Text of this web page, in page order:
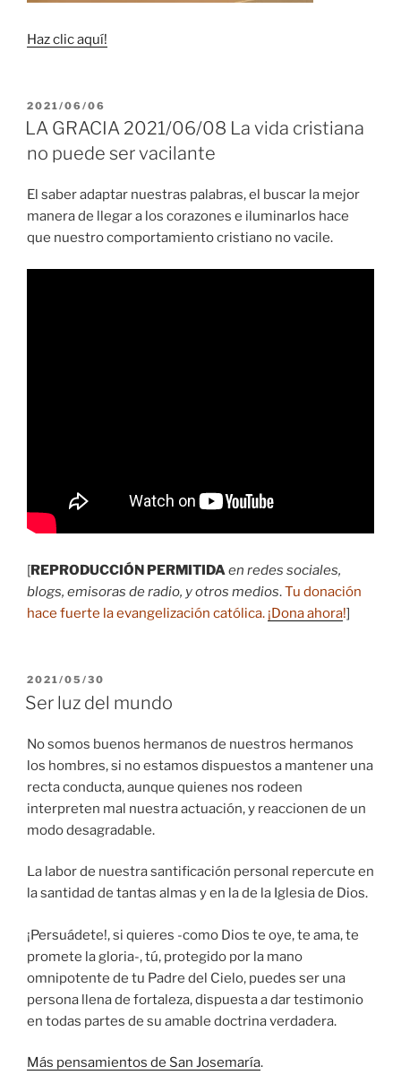
Haz clic aquí!
PUBLICADO
EL
2021/06/06
LA GRACIA 2021/06/08 La vida cristiana
no puede ser vacilante
El saber adaptar nuestras palabras, el buscar la mejor
manera de llegar a los corazones e iluminarlos hace
que nuestro comportamiento cristiano no vacile.
[REPRODUCCIÓN PERMITIDAen redes sociales,
blogs, emisoras de radio, y otros medios.Tu donación
hace fuerte la evangelización católica. ¡Dona ahora!]
PUBLICADO
EL
2021/05/30
Ser luz del mundo
No somos buenos hermanos de nuestros hermanos
los hombres, si no estamos dispuestos a mantener una
recta conducta, aunque quienes nos rodeen
interpreten mal nuestra actuación, y reaccionen de un
modo desagradable.
La labor de nuestra santificación personal repercute en
la santidad de tantas almas y en la de la Iglesia de Dios.
¡Persuádete!, si quieres -como Dios te oye, te ama, te
promete la gloria-, tú, protegido por la mano
omnipotente de tu Padre del Cielo, puedes ser una
persona llena de fortaleza, dispuesta a dar testimonio
en todas partes de su amable doctrina verdadera.
Más pensamientos de San Josemaría.